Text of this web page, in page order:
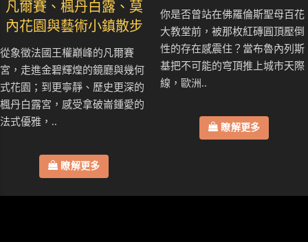
凡爾賽、楓丹白露、莫
內花園與藝術小鎮散步
從象徵法國王權巔峰的凡爾賽
宮，走進金碧輝煌的鏡廳與幾何
式花園；到更寧靜、歷史更深的
楓丹白露宮，感受拿破崙鍾愛的
法式優雅，..
瞭解更多
你是否曾站在佛羅倫斯聖母百花
大教堂前，被那枚紅磚圓頂壓倒
性的存在感震住？當布魯內列斯
基把不可能的穹頂推上城市天際
線，歐洲..
瞭解更多